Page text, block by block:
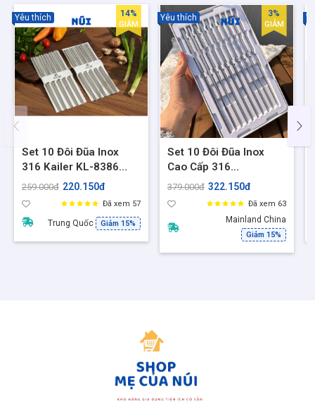
Set 10 Đôi Đũa Inox
316 Kailer KL-8386
,Dài 24.2cm, Gắp không
Trọng
259.000đ 220.150đ
Đã xem 57
Trung Quốc Giảm 15%
Yêu thích 14%
GIẢM
Set 10 Đôi Đũa Inox
Cao Cấp 316
Chockmen C59, Đũa
không gỉ set
379.000đ 322.150đ
Đã xem 63
Mainland China
Giảm 15%
Yêu thích 3%
GIẢM